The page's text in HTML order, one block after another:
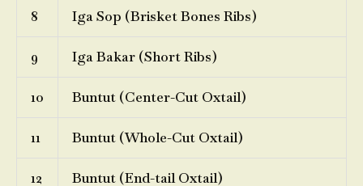
8 Iga Sop (Brisket Bones Ribs)
9 Iga Bakar (Short Ribs)
10 Buntut (Center-Cut Oxtail)
11 Buntut (Whole-Cut Oxtail)
12 Buntut (End-tail Oxtail)